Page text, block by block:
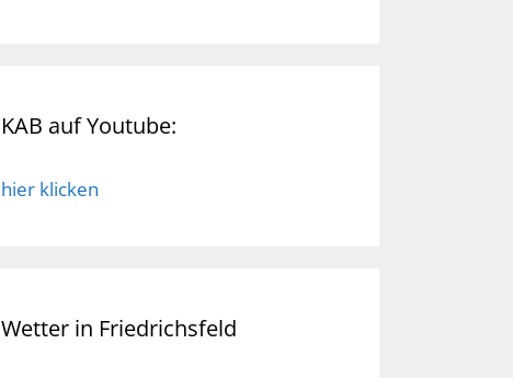
KAB auf Youtube:
hier klicken
Wetter in Friedrichsfeld